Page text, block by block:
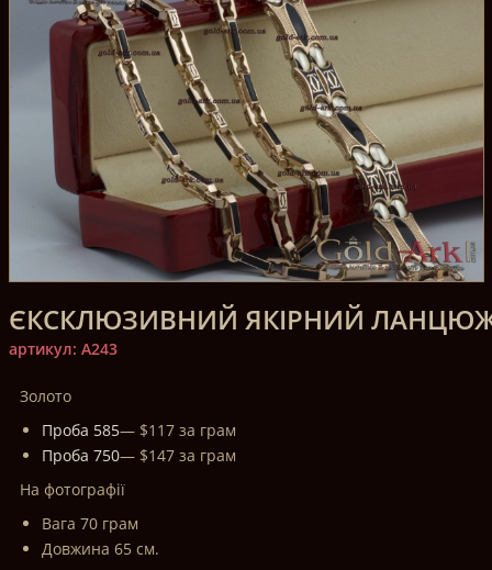
ЄКСКЛЮЗИВНИЙ ЯКІРНИЙ
артикул: A243
Золото
Проба 585— $117 за грам
Проба 750— $147 за грам
На фотографії
Вага 70 грам
Довжина 65 см.